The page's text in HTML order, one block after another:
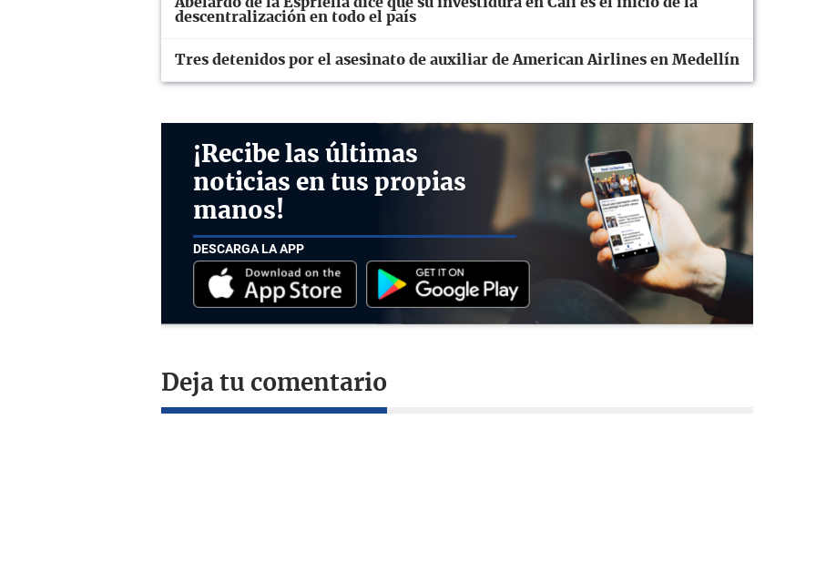
descentralización en todo el país
Tres detenidos por el asesinato de auxiliar de American Airlines en Medellín
¡Recibe las últimas
noticias en tus propias
manos!
DESCARGA LA APP
Deja tu comentario